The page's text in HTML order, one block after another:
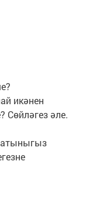
икәнен
Сөйләгез әле.